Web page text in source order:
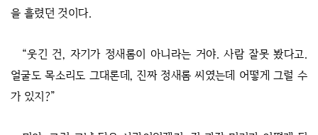
을 흘렸던 것이다.
“웃긴 건, 자기가 정새롬이 아니라는 거야. 사람 잘못 봤다고.
얼굴도 목소리도 그대론데, 진짜 정새롬 씨였는데 어떻게 그럴 수
가 있지?”